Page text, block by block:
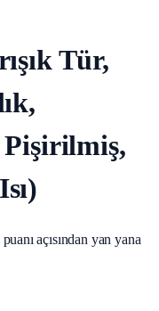
Tür,
açısından yan yana